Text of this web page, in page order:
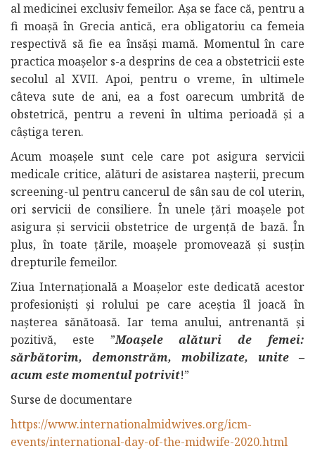
al medicinei exclusiv femeilor. Așa se face că, pentru a
fi moașă în Grecia antică, era obligatoriu ca femeia
respectivă să fie ea însăși mamă. Momentul în care
practica moașelor s-a desprins de cea a obstetricii este
secolul al XVII. Apoi, pentru o vreme, în ultimele
câteva sute de ani, ea a fost oarecum umbrită de
obstetrică, pentru a reveni în ultima perioadă și a
câștiga teren.
Acum moașele sunt cele care pot asigura servicii
medicale critice, alături de asistarea nașterii, precum
screening-ul pentru cancerul de sân sau de col uterin,
ori servicii de consiliere. În unele țări moașele pot
asigura și servicii obstetrice de urgență de bază. În
plus, în toate țările, moașele promovează și susțin
drepturile femeilor.
Ziua Internațională a Moașelor este dedicată acestor
profesioniști și rolului pe care aceștia îl joacă în
nașterea sănătoasă. Iar tema anului, antrenantă și
pozitivă, este ”Moașele alături de femei:
sărbătorim, demonstrăm, mobilizate, unite –
acum este momentul potrivit!”
Surse de documentare
https://www.internationalmidwives.org/icm-
events/international-day-of-the-midwife-2020.html